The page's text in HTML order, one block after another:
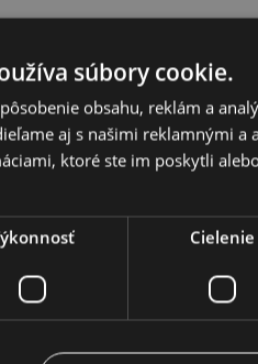
vaše srdce! Prečo je taká
je aj ľahké! Lemovanie z
súbory cookie.
obsahu, reklám a
aj s našimi reklamnými
ktoré ste im poskytli
Cielenie